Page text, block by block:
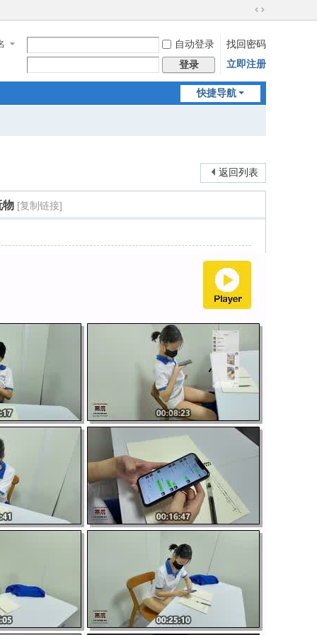
切
到
宽
自动登录
找回密码
登录
立即注册
快捷导航
返回列表
物 [复制链接]